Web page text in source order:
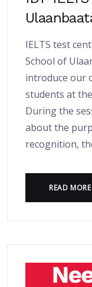
IELTS test
School of
introduce our
students at
During the
about the
recognition,
READ MORE